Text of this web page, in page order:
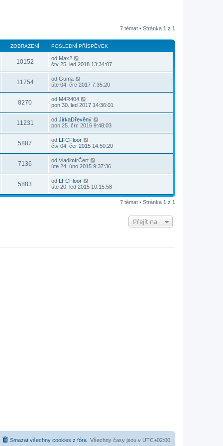
7 témat • Stránka 1 z 1
ZOBRAZENÍ POSLEDNÍ PŘÍSPĚVEK
10152 od Max2
čtv 25. led 2018 13:34:07
11754 od Guma
úte 04. črc 2017 7:35:20
8270 od M4R404
pon 30. led 2017 14:36:01
11231 od JirkaDřevěný
pon 25. črc 2016 9:48:03
5887 od LFCFloor
čtv 04. čer 2015 14:50:20
7136 od VladimírČert
úte 24. úno 2015 9:37:36
5883 od LFCFloor
úte 20. led 2015 10:15:58
7 témat • Stránka 1 z 1
Přejít na
Všechny časy jsou v UTC+02:00
Smazat všechny cookies z fóra